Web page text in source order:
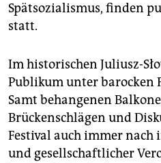
Spätsozialismus, finden
statt.
Im historischen Juliusz-
Publikum unter barocken
Samt behangenen
Brückenschlägen und
Festival auch immer
und gesellschaftlicher